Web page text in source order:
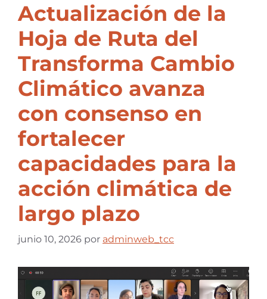
Actualización de la
Hoja de Ruta del
Transforma Cambio
Climático avanza
con consenso en
fortalecer
capacidades para la
acción climática de
largo plazo
junio 10, 2026 por adminweb_tcc